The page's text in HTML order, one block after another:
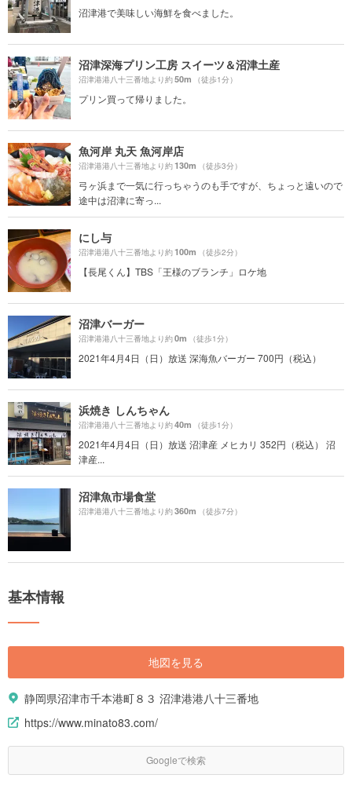
沼津港で美味しい海鮮を食べました。
沼津深海プリン工房 スイーツ＆沼津土産
沼津港港八十三番地より約50m （徒歩1分）
プリン買って帰りました。
魚河岸 丸天 魚河岸店
沼津港港八十三番地より約130m （徒歩3分）
弓ヶ浜まで一気に行っちゃうのも手ですが、ちょっと遠いので
途中は沼津に寄っ...
にし与
沼津港港八十三番地より約100m （徒歩2分）
【長尾くん】TBS「王様のブランチ」ロケ地
沼津バーガー
沼津港港八十三番地より約0m （徒歩1分）
2021年4月4日（日）放送 深海魚バーガー 700円（税込）
浜焼き しんちゃん
沼津港港八十三番地より約40m （徒歩1分）
2021年4月4日（日）放送 沼津産 メヒカリ 352円（税込） 沼
津産...
沼津魚市場食堂
沼津港港八十三番地より約360m （徒歩7分）
基本情報
地図を見る
静岡県沼津市千本港町８３ 沼津港港八十三番地
https://www.minato83.com/
Googleで検索